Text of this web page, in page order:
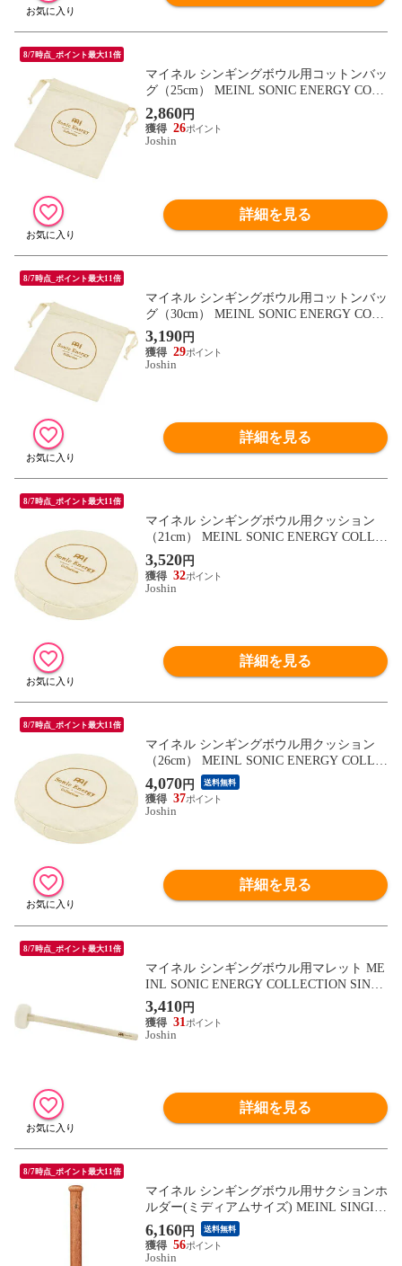
8/7時点_ポイント最大11倍
マイネル シンギングボウル用コットンバッ
グ（25cm） MEINL SONIC ENERGY COLL
ECTION SINGING BOWL COTTON BAGS
SB-CB-25 【返品種別A】
2,860円
26
Joshin
詳細を見る
8/7時点_ポイント最大11倍
マイネル シンギングボウル用コットンバッ
グ（30cm） MEINL SONIC ENERGY COLL
ECTION SINGING BOWL COTTON BAGS
SB-CB-30 【返品種別A】
3,190円
29
Joshin
詳細を見る
8/7時点_ポイント最大11倍
マイネル シンギングボウル用クッション
（21cm） MEINL SONIC ENERGY COLLE
CTION SINGING BOWL BUCKWHEAT CU
SHION SB-BC-21 【返品種別A】
3,520円
32
Joshin
詳細を見る
8/7時点_ポイント最大11倍
マイネル シンギングボウル用クッション
（26cm） MEINL SONIC ENERGY COLLE
CTION SINGING BOWL BUCKWHEAT CU
SHION SB-BC-26 【返品種別A】
4,070円 送料無料
37
Joshin
詳細を見る
8/7時点_ポイント最大11倍
マイネル シンギングボウル用マレット ME
INL SONIC ENERGY COLLECTION SINGI
NG BOWL MALLET SB-M-ST-L 【返品種
別A】
3,410円
31
Joshin
詳細を見る
8/7時点_ポイント最大11倍
マイネル シンギングボウル用サクションホ
ルダー(ミディアムサイズ) MEINL SINGIN
G BOWL SUCTION HOLDER(Medium) SBS
HM 【返品種別A】
6,160円 送料無料
56
Joshin